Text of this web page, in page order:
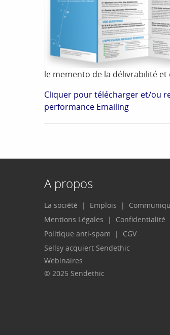
le memento de la délivrabilité
Cliquer pour télécharger et/ou
performance Emailing
A propos
La société Emplois
Mentions Légales
Confidentialité
Politique anti-spam
CGV
Sellsy acquiert Sendethic
Webinaires
© 2025 Sendethic